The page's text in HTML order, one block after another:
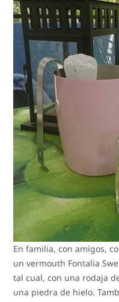
En familia, con amigos,
un vermouth Fontalia
tal cual, con una rodaja
una piedra de hielo.